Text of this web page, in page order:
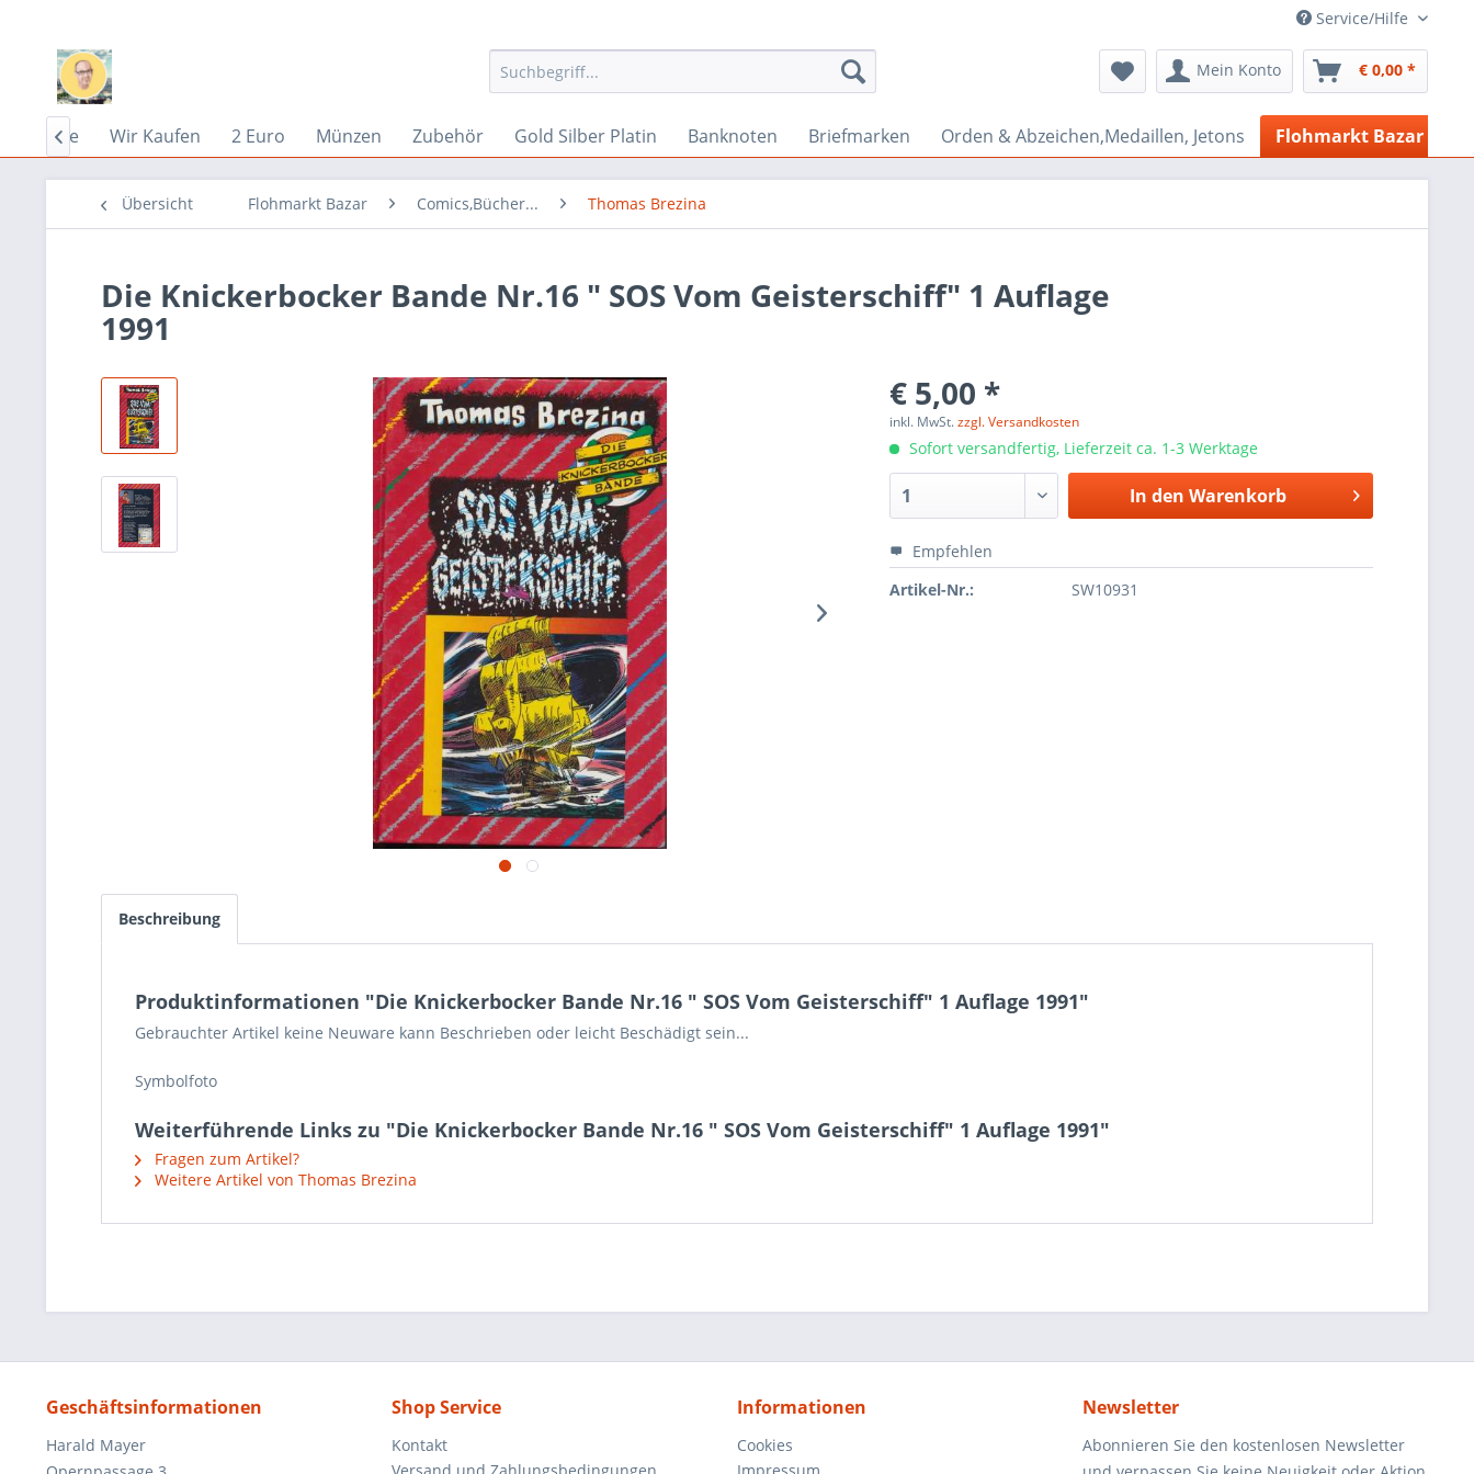
Service/Hilfe
Mein Konto € 0,00 *
Home Wir Kaufen 2 Euro Münzen Zubehör Gold Silber Platin Banknoten Briefmarken Orden & Abzeichen,Medaillen, Jetons Flohmarkt Bazar

Übersicht Flohmarkt Bazar Comics,Bücher... Thomas Brezina
Die Knickerbocker Bande Nr.16 " SOS Vom Geisterschiff" 1 Auflage
1991
€ 5,00 *
inkl. MwSt.zzgl. Versandkosten
Sofort versandfertig, Lieferzeit ca. 1-3 Werktage
In den Warenkorb
Empfehlen
Artikel-Nr.:
SW10931
Beschreibung
Produktinformationen "Die Knickerbocker Bande Nr.16 " SOS Vom Geisterschiff" 1 Auflage 1991"
Gebrauchter Artikel keine Neuware kann Beschrieben oder leicht Beschädigt sein...
Symbolfoto
Weiterführende Links zu "Die Knickerbocker Bande Nr.16 " SOS Vom Geisterschiff" 1 Auflage 1991"
Fragen zum Artikel?
Weitere Artikel von Thomas Brezina
Geschäftsinformationen
Harald Mayer
Shop Service
Kontakt
Informationen
Cookies
Newsletter
Abonnieren Sie den kostenlosen Newsletter